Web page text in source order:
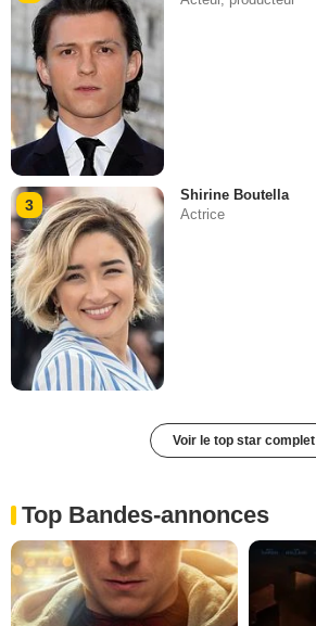
3
Shirine Boutella
Actrice
Voir le top star complet
Top Bandes-annonces